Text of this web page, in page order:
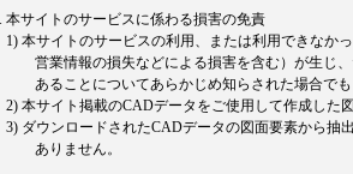
本サイトのサービスに係わる損害の免責
1) 本サイトのサービスの利用、または利用できなか
営業情報の損失などによる損害を含む）が生じ、
あることについてあらかじめ知らされた場合でも
2) 本サイト掲載のCADデータをご使用して作成した
3) ダウンロードされたCADデータの図面要素から抽
ありません。